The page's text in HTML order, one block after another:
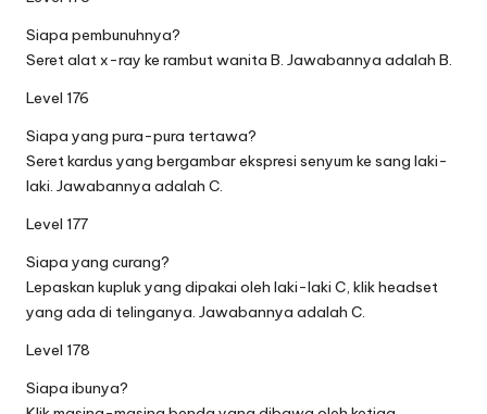
Siapa pembunuhnya?
Seret alat x-ray ke rambut wanita B. Jawabannya adalah B.
Level 176
Siapa yang pura-pura tertawa?
Seret kardus yang bergambar ekspresi senyum ke sang laki-
laki. Jawabannya adalah C.
Level 177
Siapa yang curang?
Lepaskan kupluk yang dipakai oleh laki-laki C, klik headset
yang ada di telinganya. Jawabannya adalah C.
Level 178
Siapa ibunya?